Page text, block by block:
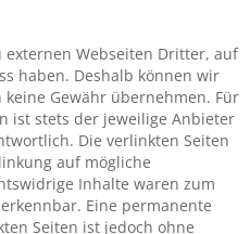
externen Webseiten Dritter, auf
haben. Deshalb können wir
Gewähr übernehmen. Für
ist stets der jeweilige Anbieter
Die verlinkten Seiten
auf mögliche
Inhalte waren zum
Eine permanente
Seiten ist jedoch ohne